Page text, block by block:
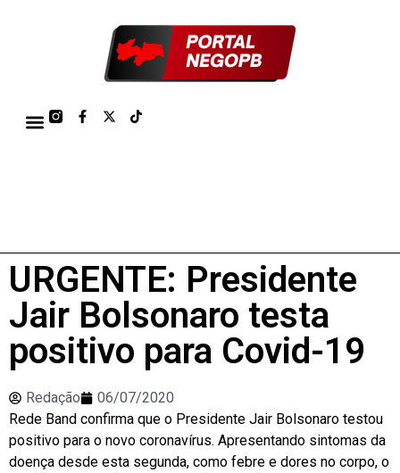
URGENTE: Presidente
Jair Bolsonaro testa
positivo para Covid-19
Redação
06/07/2020
Rede Band confirma que o Presidente Jair Bolsonaro testou
positivo para o novo coronavírus. Apresentando sintomas da
doença desde esta segunda, como febre e dores no corpo, o